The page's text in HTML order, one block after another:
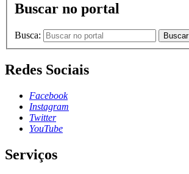
Buscar no portal
Busca: Buscar
Redes Sociais
Facebook
Instagram
Twitter
YouTube
Serviços